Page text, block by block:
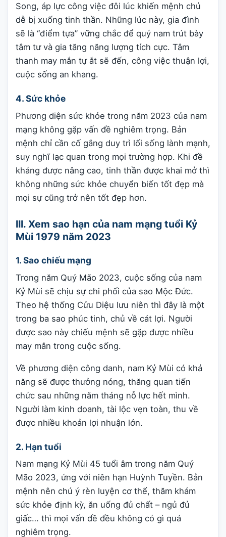
Song, áp lực công việc đôi lúc khiến mệnh chủ
dễ bị xuống tinh thần. Những lúc này, gia đình
sẽ là “điểm tựa” vững chắc để quý nam trút bày
tâm tư và gia tăng năng lượng tích cực. Tâm
thanh may mắn tự ắt sẽ đến, công việc thuận lợi,
cuộc sống an khang.
4. Sức khỏe
Phương diện sức khỏe trong năm 2023 của nam
mạng không gặp vấn đề nghiêm trọng. Bản
mệnh chỉ cần cố gắng duy trì lối sống lành mạnh,
suy nghĩ lạc quan trong mọi trường hợp. Khi đề
kháng được nâng cao, tinh thần được khai mở thì
không những sức khỏe chuyển biến tốt đẹp mà
mọi sự cũng trở nên tốt đẹp hơn.
III. Xem sao hạn của nam mạng tuổi Kỷ
Mùi 1979 năm 2023
1. Sao chiếu mạng
Trong năm Quý Mão 2023, cuộc sống của nam
Kỷ Mùi sẽ chịu sự chi phối của sao Mộc Đức.
Theo hệ thống Cửu Diệu lưu niên thì đây là một
trong ba sao phúc tinh, chủ về cát lợi. Người
được sao này chiếu mệnh sẽ gặp được nhiều
may mắn trong cuộc sống.
Về phương diện công danh, nam Kỷ Mùi có khả
năng sẽ được thưởng nóng, thăng quan tiến
chức sau những năm tháng nỗ lực hết mình.
Người làm kinh doanh, tài lộc vẹn toàn, thu về
được nhiều khoản lợi nhuận lớn.
2. Hạn tuổi
Nam mạng Kỷ Mùi 45 tuổi âm trong năm Quý
Mão 2023, ứng với niên hạn Huỳnh Tuyền. Bản
mệnh nên chú ý rèn luyện cơ thể, thăm khám
sức khỏe định kỳ, ăn uống đủ chất – ngủ đủ
giấc… thì mọi vấn đề đều không có gì quá
nghiêm trọng.